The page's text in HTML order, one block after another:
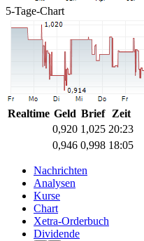
5-Tage-Chart
Realtime Geld Brief
Zeit
0,920 1,025 20:23
0,946 0,998 18:05
Nachrichten
Analysen
Kurse
Chart
Xetra-Orderbuch
Dividende